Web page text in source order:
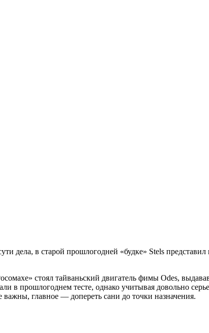
дела, в старой прошлогодней «будке» Stels
стоял тайваньский двигатель фимы Odes,
в прошлогоднем тесте, однако учитывая довольно
важны, главное — допереть сани до точки назначения.